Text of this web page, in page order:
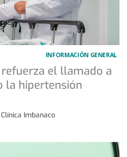
INFORMACIÓN GENERAL
el llamado a
la hipertensión
Imbanaco